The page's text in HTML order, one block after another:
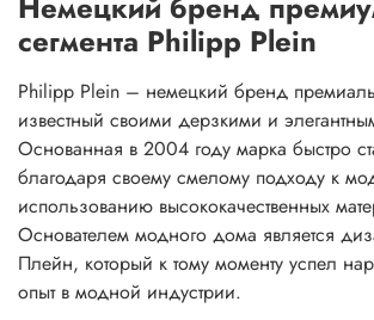
сегмента Philipp Plein
Philipp Plein – немецкий бренд
известный своими дерзкими и
Основанная в 2004 году марка быстро
благодаря своему смелому подходу к
использованию высококачественных
Основателем модного дома является
Плейн, который к тому моменту успел
опыт в модной индустрии.